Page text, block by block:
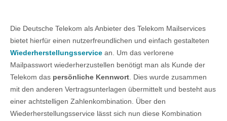
Die Deutsche Telekom als Anbieter des Telekom Mailservices
bietet hierfür einen nutzerfreundlichen und einfach gestalteten
Wiederherstellungsservice an. Um das verlorene
Mailpasswort wiederherzustellen benötigt man als Kunde der
Telekom das persönliche Kennwort. Dies wurde zusammen
mit den anderen Vertragsunterlagen übermittelt und besteht aus
einer achtstelligen Zahlenkombination. Über den
Wiederherstellungsservice lässt sich nun diese Kombination